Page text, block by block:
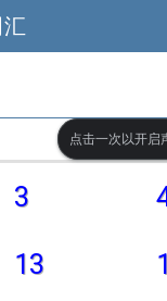
点击一次以开启
3
13